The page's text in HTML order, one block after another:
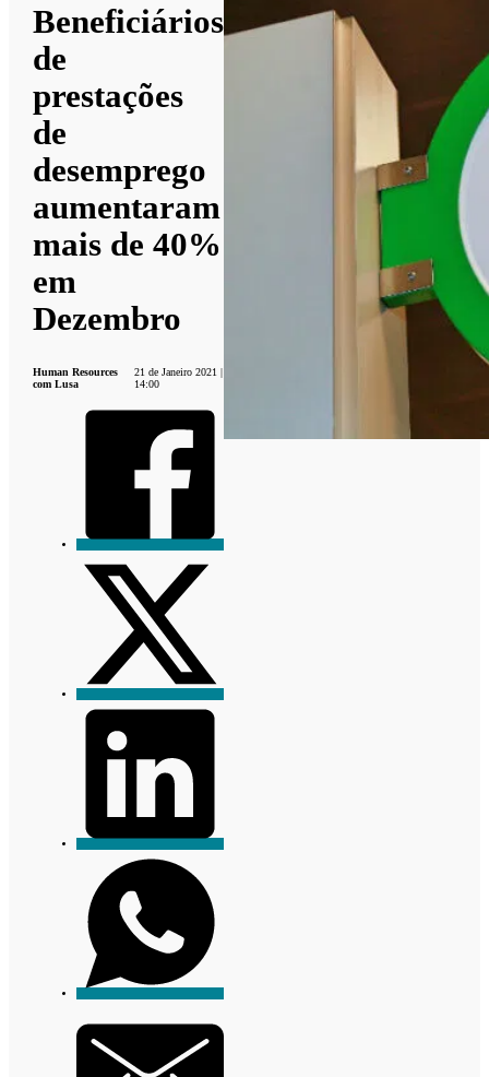
Beneficiários
de
prestações
de
desemprego
aumentaram
mais de 40%
em
Dezembro
Human Resources
com Lusa
21 de Janeiro 2021 |
14:00